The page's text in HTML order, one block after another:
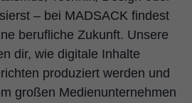
– bei MADSACK findest
berufliche Zukunft. Unsere
dir, wie digitale Inhalte
produziert werden und
großen Medienunternehmen